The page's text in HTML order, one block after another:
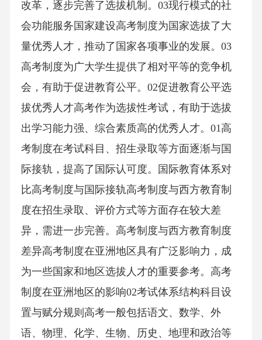
改革，逐步完善了选拔机制。03现行模式的社
会功能服务国家建设高考制度为国家选拔了大
量优秀人才，推动了国家各项事业的发展。03
高考制度为广大学生提供了相对平等的竞争机
会，有助于促进教育公平。02促进教育公平选
拔优秀人才高考作为选拔性考试，有助于选拔
出学习能力强、综合素质高的优秀人才。01高
考制度在考试科目、招生录取等方面逐渐与国
际接轨，提高了国际认可度。国际教育体系对
比高考制度与国际接轨高考制度与西方教育制
度在招生录取、评价方式等方面存在较大差
异，需进一步完善。高考制度与西方教育制度
差异高考制度在亚洲地区具有广泛影响力，成
为一些国家和地区选拔人才的重要参考。高考
制度在亚洲地区的影响02考试体系结构科目设
置与赋分规则高考一般包括语文、数学、外
语、物理、化学、生物、历史、地理和政治等